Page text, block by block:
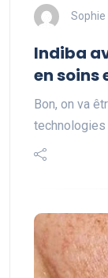
Sophie
Indiba
en soins
Bon, on va
technologies